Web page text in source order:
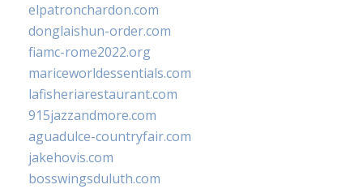
elpatronchardon.com
donglaishun-order.com
fiamc-rome2022.org
mariceworldessentials.com
lafisheriarestaurant.com
915jazzandmore.com
aguadulce-countryfair.com
jakehovis.com
bosswingsduluth.com